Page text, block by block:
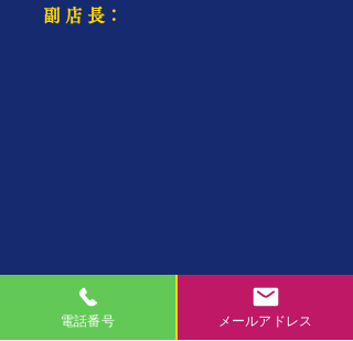
​副 店 長：
電話番号 メールアドレス